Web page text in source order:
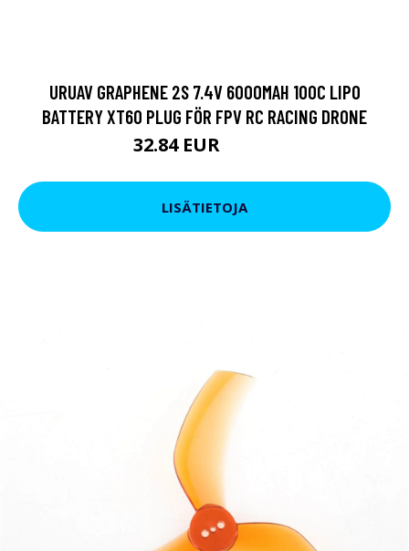
URUAV GRAPHENE 2S 7.4V 6000MAH 100C LIPO
BATTERY XT60 PLUG FÖR FPV RC RACING DRONE
32.84 EUR
LISÄTIETOJA